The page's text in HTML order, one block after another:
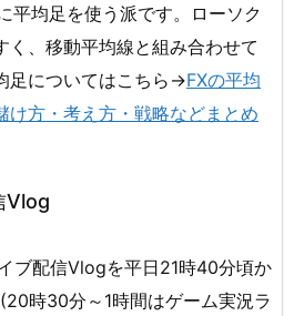
平均足を使う派です。ローソク
く、移動平均線と組み合わせて
足についてはこちら→FXの平均
け方・考え方・戦略などまとめ
Vlog
ブ配信Vlogを平日21時40分頃か
時30分～1時間はゲーム実況ラ